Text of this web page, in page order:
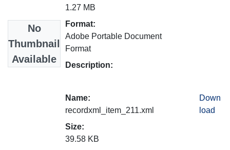
No
Thumbnail
Available
1.27 MB
Format:
Adobe Portable Document
Format
Description:
Name:
recordxml_item_211.xml
Size:
39.58 KB
Down
load